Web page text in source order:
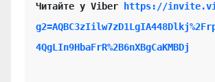
Читайте у Viber
https://
4QgLIn9HbaFrR%2B6nXBgCaKMBDj